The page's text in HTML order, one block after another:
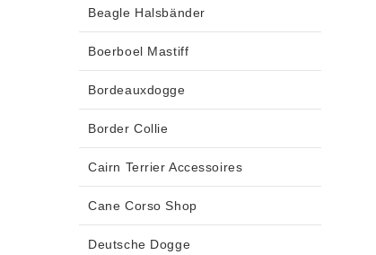
Beagle Halsbänder
Boerboel Mastiff
Bordeauxdogge
Border Collie
Cairn Terrier Accessoires
Cane Corso Shop
Deutsche Dogge